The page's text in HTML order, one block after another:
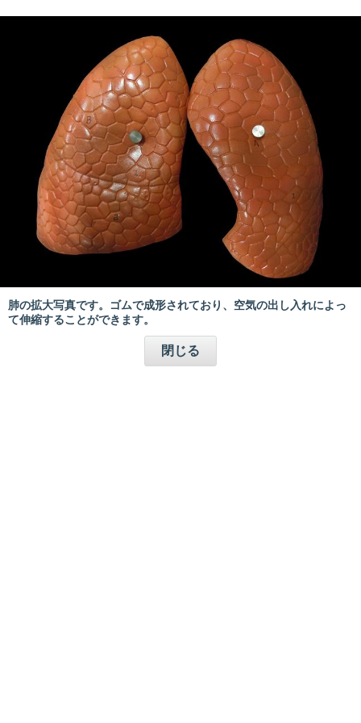
肺の拡大写真です。ゴムで成形されており、空気の出し入れによっ
て伸縮することができます。
閉じる